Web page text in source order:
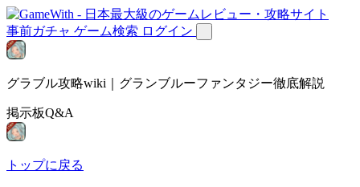
事前ガチャ ゲーム検索 ログイン
グラブル攻略wiki｜グランブルーファンタジー徹底解説
掲示板Q&A
トップに戻る